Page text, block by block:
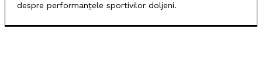
despre performanțele sportivilor doljeni.